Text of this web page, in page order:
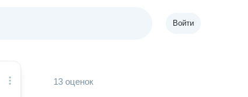
Войти
13 оценок